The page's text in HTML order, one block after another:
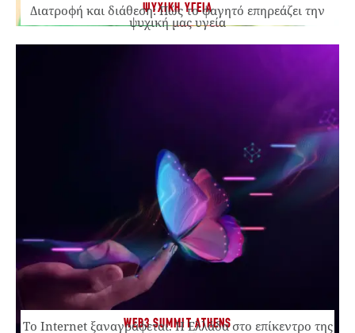
ΨΥΧΙΚΗ ΥΓΕΙΑ
Διατροφή και διάθεση: Πώς το φαγητό επηρεάζει την
ψυχική μας υγεία
WEB3 SUMMIT ATHENS
Το Internet ξαναγράφεται. Η Ελλάδα στο επίκεντρο της